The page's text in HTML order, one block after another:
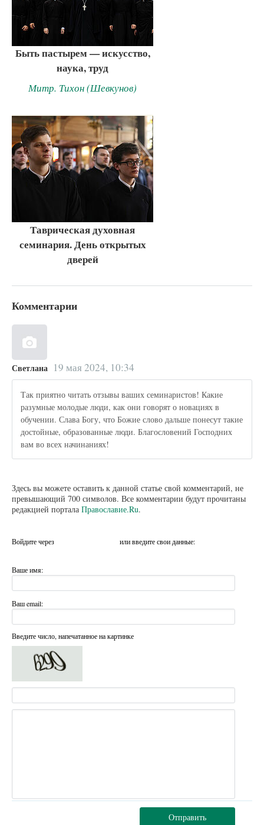
Быть пастырем — искусство,
наука, труд
Митр. Тихон (Шевкунов)
Таврическая духовная
семинария. День открытых
дверей
Комментарии
Светлана 19 мая 2024, 10:34
Так приятно читать отзывы ваших семинаристов! Какие
разумные молодые люди, как они говорят о новациях в
обучении. Слава Богу, что Божие слово дальше понесут такие
достойные, образованные люди. Благословений Господних
вам во всех начинаниях!
Здесь вы можете оставить к данной статье свой комментарий, не
превышающий 700 символов. Все комментарии будут прочитаны
редакцией портала Православие.Ru.
Войдите через или введите свои данные:
Ваше имя:
Ваш email:
Введите число, напечатанное на картинке
Отправить